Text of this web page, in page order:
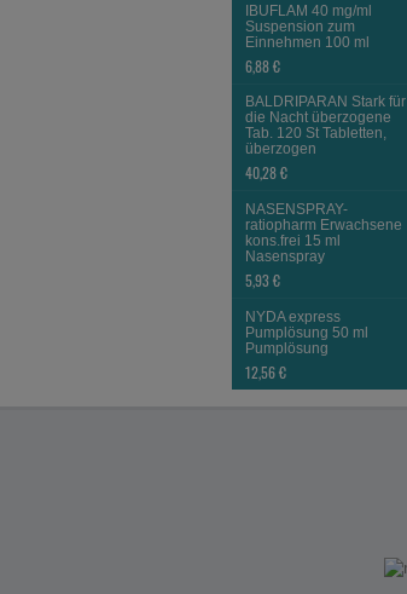
IBUFLAM 40 mg/ml
Suspension zum
Einnehmen 100 ml
6,88 €
BALDRIPARAN Stark für
die Nacht überzogene
Tab. 120 StTabletten,
überzogen
40,28 €
NASENSPRAY-
ratiopharm Erwachsene
kons.frei 15 ml
Nasenspray
5,93 €
NYDA express
Pumplösung50 ml
Pumplösung
12,56 €